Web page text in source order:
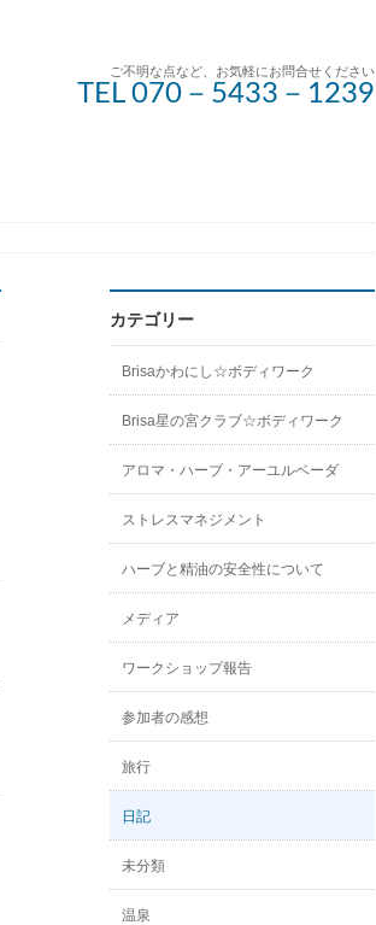
ご不明な点など、お気軽にお問合せください
TEL 070－5433－1239
カテゴリー
Brisaかわにし☆ボディワーク
Brisa星の宮クラブ☆ボディワーク
アロマ・ハーブ・アーユルベーダ
ストレスマネジメント
ハーブと精油の安全性について
メディア
ワークショップ報告
参加者の感想
旅行
日記
未分類
温泉